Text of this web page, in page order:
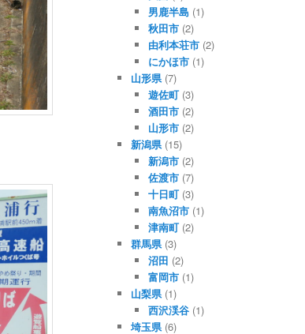
男鹿半島 (1)
秋田市 (2)
由利本荘市 (2)
にかほ市 (1)
山形県(7)
遊佐町 (3)
酒田市 (2)
山形市 (2)
新潟県(15)
新潟市 (2)
佐渡市 (7)
十日町 (3)
南魚沼市 (1)
津南町 (2)
群馬県(3)
沼田 (2)
富岡市 (1)
山梨県(1)
西沢渓谷 (1)
埼玉県(6)